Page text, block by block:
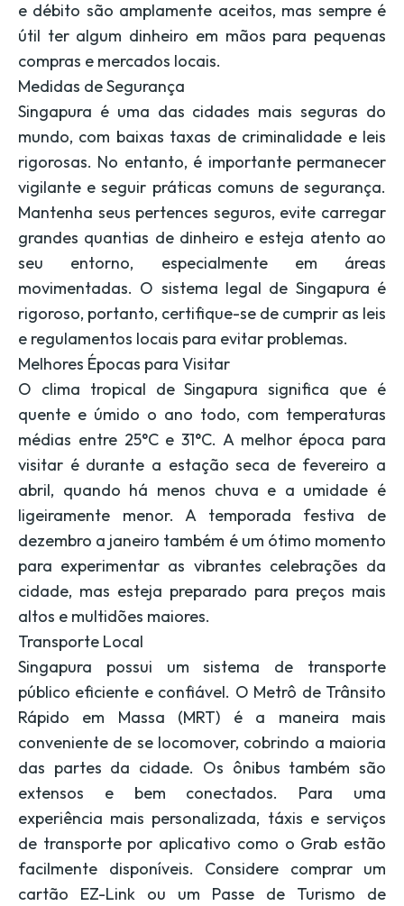
e débito são amplamente aceitos, mas sempre é
útil ter algum dinheiro em mãos para pequenas
compras e mercados locais.
Medidas de Segurança
Singapura é uma das cidades mais seguras do
mundo, com baixas taxas de criminalidade e leis
rigorosas. No entanto, é importante permanecer
vigilante e seguir práticas comuns de segurança.
Mantenha seus pertences seguros, evite carregar
grandes quantias de dinheiro e esteja atento ao
seu entorno, especialmente em áreas
movimentadas. O sistema legal de Singapura é
rigoroso, portanto, certifique-se de cumprir as leis
e regulamentos locais para evitar problemas.
Melhores Épocas para Visitar
O clima tropical de Singapura significa que é
quente e úmido o ano todo, com temperaturas
médias entre 25°C e 31°C. A melhor época para
visitar é durante a estação seca de fevereiro a
abril, quando há menos chuva e a umidade é
ligeiramente menor. A temporada festiva de
dezembro a janeiro também é um ótimo momento
para experimentar as vibrantes celebrações da
cidade, mas esteja preparado para preços mais
altos e multidões maiores.
Transporte Local
Singapura possui um sistema de transporte
público eficiente e confiável. O Metrô de Trânsito
Rápido em Massa (MRT) é a maneira mais
conveniente de se locomover, cobrindo a maioria
das partes da cidade. Os ônibus também são
extensos e bem conectados. Para uma
experiência mais personalizada, táxis e serviços
de transporte por aplicativo como o Grab estão
facilmente disponíveis. Considere comprar um
cartão EZ-Link ou um Passe de Turismo de